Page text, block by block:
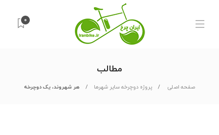
۰
مطالب
صفحه اصلی پروژه دوچرخه سایر شهرها هر شهروند، یک دوچرخه